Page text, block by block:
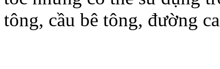
tông, cầu bê tông, đường